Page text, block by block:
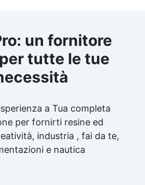
un fornitore
tutte le tue
a Tua completa
per fornirti resine ed
industria , fai da te,
e nautica